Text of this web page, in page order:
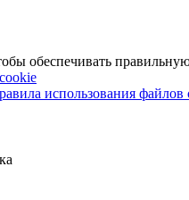
обеспечивать
использования файлов